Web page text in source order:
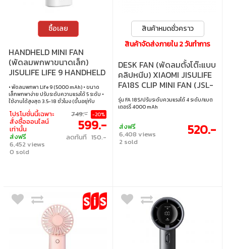
ซื้อเลย
HANDHELD MINI FAN
(พัดลมพกพาขนาดเล็ก)
JISULIFE LIFE 9 HANDHELD
FAN 5000 MAH (GREY)
• พัดลมพกพา Life 9 (5000 mAh) • ขนาด
เล็กพกพาง่าย ปรับระดับความแรงได้ 5 ระดับ •
ใช้งานได้สูงสุด 3.5-18 ชั่วโมง (ขึ้นอยู่กับ
ความเร็วลม) • ใช้เวลาชาร์จ 3-4 ชั่วโมง ใช้
พอร์ต USB-Type C ในการชาร์จ • ความจุ
แบตเตอรี่ 5000mAh • ขนาดแพคเกจ 3.6 x
6.35 x 14.3 cm น้ำหนัก 217 กรัม
โปรโมชั่นนี้เฉพาะ
สั่งซื้อออนไลน์
เท่านั้น
ส่งฟรี
6,452 views
0 sold
749.- -20%
599.-
ลดทันที 150.-
สินค้าหมดชั่วคราว
สินค้าจัดส่งภายใน 2 วันทำการ
DESK FAN (พัดลมตั้งโต๊ะแบบ
คลิปหนีบ) XIAOMI JISULIFE
FA18S CLIP MINI FAN (JSL-
6972154736064) GREEN
รุ่น FA 18S/ปรับระดับควมแรงได้ 4 ระดับ/แบต
เตอรรี่ 4000 mAh
ส่งฟรี
6,408 views
2 sold
520.-